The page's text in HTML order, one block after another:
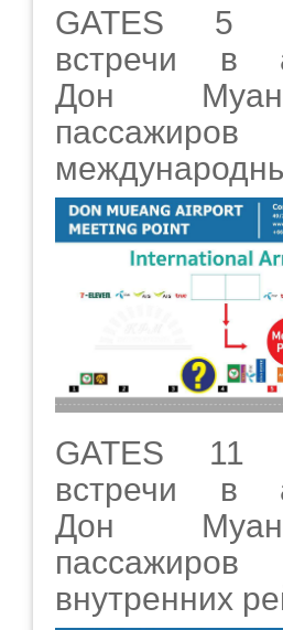
GATES 5
встречи в
Дон
GATES 11
встречи в
Дон
внутренних